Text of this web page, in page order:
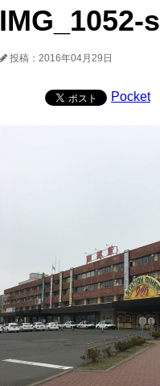
IMG_1052-s
投稿：2016年04月29日
Pocket